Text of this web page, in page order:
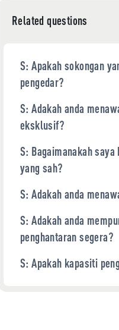
Related questions
S: Apakah sokongan
pengedar?
S: Adakah anda
eksklusif?
S: Bagaimanakah
yang sah?
S: Adakah anda
S: Adakah anda
penghantaran segera?
S: Apakah kapasiti